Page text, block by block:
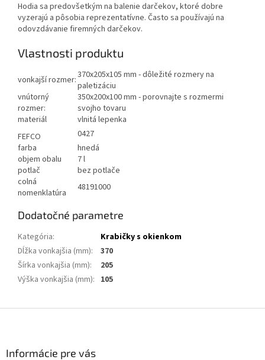
Hodia sa predovšetkým na balenie darčekov, ktoré dobre
vyzerajú a pôsobia reprezentatívne. Často sa používajú na
odovzdávanie firemných darčekov.
Vlastnosti produktu
vonkajší rozmer:370x205x105 mm - dôležité rozmery na
paletizáciu
vnútorný
rozmer:
350x200x100 mm - porovnajte s rozmermi
svojho tovaru
materiál
vlnitá lepenka
FEFCO
0427
farba
hnedá
objem obalu
7 l
potlač
bez potlače
colná
nomenklatúra
48191000
Dodatočné parametre
Kategória:
Krabičky s okienkom
Dĺžka vonkajšia (mm):
370
Šírka vonkajšia (mm):
205
Výška vonkajšia (mm): 105
Informácie pre vás